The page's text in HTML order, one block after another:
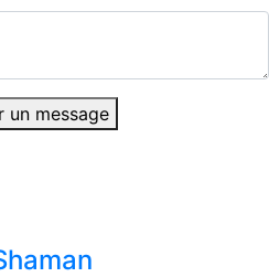
un message